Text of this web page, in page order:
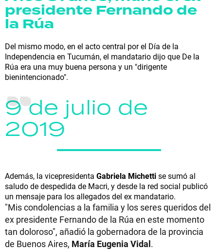
presidente Fernando de
la Rúa
Del mismo modo, en el acto central por el Día de la
Independencia en Tucumán, el mandatario dijo que De la
Rúa era una muy buena persona y un "dirigente
bienintencionado".
9 de julio de
2019
Además, la vicepresidenta Gabriela Michettise sumó al
saludo de despedida de Macri, y desde la red social publicó
un mensaje para los allegados del ex mandatario.
"Mis condolencias a la familia y los seres queridos del
ex presidente Fernando de la Rúa en este momento
tan doloroso", añadió la gobernadora de la provincia
de Buenos Aires, María Eugenia Vidal.